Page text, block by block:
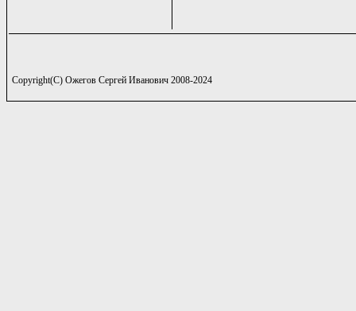
Copyright(C) Ожегов Сергей Иванович 2008-2024